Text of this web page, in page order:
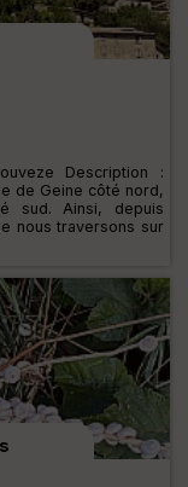
Description :
de Geine côté nord,
sud. Ainsi, depuis
nous traversons sur